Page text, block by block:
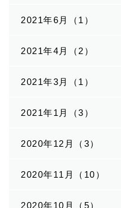
2021年6月（1）
2021年4月（2）
2021年3月（1）
2021年1月（3）
2020年12月（3）
2020年11月（10）
2020年10月（5）